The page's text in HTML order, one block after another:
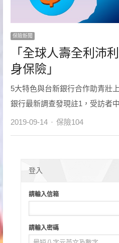
保險新聞
「全球人壽全利沛
身保險」
5大特色與台新銀行合作助青壯
銀行最新調查發現註1，受訪者
2019-09-14 Author
保險104
登入
請輸入信箱
請輸入密碼